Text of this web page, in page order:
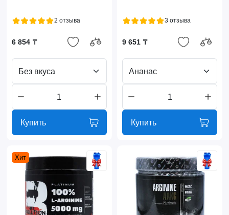
2 отзыва
6 854 ₸
Без вкуса
Купить
3 отзыва
9 651 ₸
Ананас
Купить
Хит